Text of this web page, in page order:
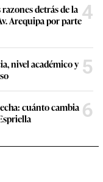
detrás de la
Arequipa por parte4
nivel académico y 5
cuánto cambia 6